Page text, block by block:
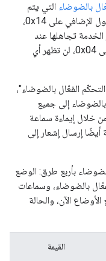
بالضوضاء التي يتم
إرسالها من جهة الباحث. إذا تم ضبط قيمة الطول الإضافي على 0x14،
8-23، وعلى موفِّر الخدمة تجاهلها عند
استلامها. إذا تم ضبط قيمة الطول الإضافي على 0x04، لن تظهر أي
الفعّال بالضوضاء"،
بالضوضاء إلى جميع
من خلال إيماءة سماعة
إرسال إشعار إلى
بالضوضاء بأربع طرق: الوضع
بالضوضاء، وسماعات
الآن، والحالة
القيمة